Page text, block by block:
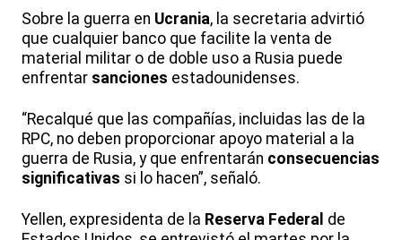
Sobre la guerra en Ucrania, la secretaria advirtió
que cualquier banco que facilite la venta de
material militar o de doble uso a Rusia puede
enfrentar sanciones estadounidenses.
“Recalqué que las compañías, incluidas las de la
RPC, no deben proporcionar apoyo material a la
guerra de Rusia, y que enfrentarán consecuencias
significativas si lo hacen”, señaló.
Yellen, expresidenta de la Reserva Federal de